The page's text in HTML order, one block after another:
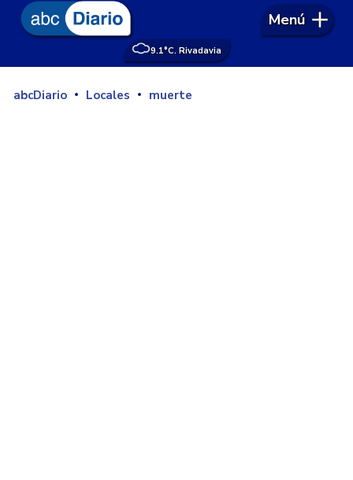
9.1°C. Rivadavia
Menú
abcDiario Locales muerte